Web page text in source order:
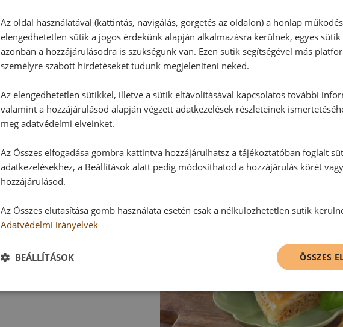
Sütési idő: kb. 20-22 perc
Kérjük, vegye figyelembe saját
A gyros párnákat a tepsivel
A gyros párnák langyosan és
Kínálhatunk a sós sütemény mellé
Az oldal használatával (kattintás, navigálás, görgetés az oldalon) a honlap
elengedhetetlen sütik a jogos érdekünk alapján alkalmazásra kerülnek, egyes
azonban a hozzájárulásodra is szükségünk van. Ezen sütik segítségével más
személyre szabott hirdetéseket tudunk megjeleníteni neked.
Az elengedhetetlen sütikkel, illetve a sütik eltávolításával kapcsolatos további
valamint a hozzájárulásod alapján végzett adatkezelések részleteinek
meg adatvédelmi elveinket.
Az Összes elfogadása gombra kattintva hozzájárulhatsz a tájékoztatóban foglalt
adatkezelésekhez, a Beállítások alatt pedig módosíthatod a hozzájárulás körét
hozzájárulásod.
Az Összes elutasítása gomb használata esetén csak a nélkülözhetetlen sütik
Adatvédelmi irányelvek
ÖSSZES
BEÁLLÍTÁSOK